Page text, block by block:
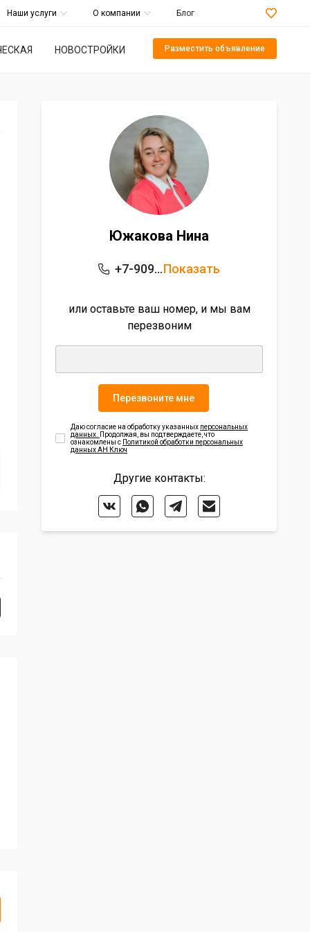
Наши услуги О компании Блог
НОВОСТРОЙКИ Разместить объявление
Южакова Нина
+7-909-596-15-54Показать
или оставьте ваш номер, и мы вам
перезвоним
Перезвоните мне
Даю согласие на обработку указанных персональных
данных.
Продолжая, вы подтверждаете, что
ознакомлены с Политикой обработки персональных
данных АН Ключ
Другие контакты: